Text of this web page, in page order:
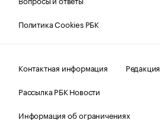
Политика Cookies РБК
Контактная информация
Редакция
Рассылка РБК Новости
Информация об ограничениях